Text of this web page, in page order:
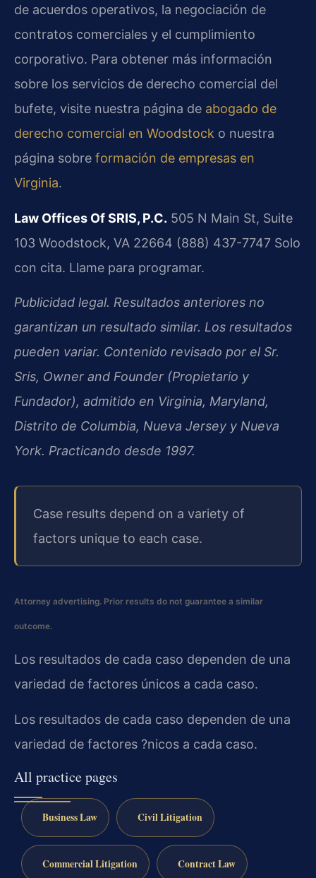
de acuerdos operativos, la negociación de
contratos comerciales y el cumplimiento
corporativo. Para obtener más información
sobre los servicios de derecho comercial del
bufete, visite nuestra página de abogado de
derecho comercial en Woodstock o nuestra
página sobre formación de empresas en
Virginia.
Law Offices Of SRIS, P.C. 505 N Main St, Suite
103 Woodstock, VA 22664 (888) 437-7747 Solo
con cita. Llame para programar.
Publicidad legal. Resultados anteriores no
garantizan un resultado similar. Los resultados
pueden variar. Contenido revisado por el Sr.
Sris, Owner and Founder (Propietario y
Fundador), admitido en Virginia, Maryland,
Distrito de Columbia, Nueva Jersey y Nueva
York. Practicando desde 1997.
Case results depend on a variety of
factors unique to each case.
Attorney advertising. Prior results do not guarantee a similar
outcome.
Los resultados de cada caso dependen de una
variedad de factores únicos a cada caso.
Los resultados de cada caso dependen de una
variedad de factores ?nicos a cada caso.
All practice pages
Business Law Civil Litigation
Commercial Litigation Contract Law